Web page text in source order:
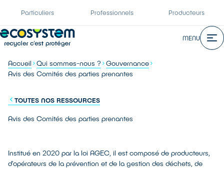
Particuliers Professionnels Producteurs
MENU
Accueil Qui sommes-nous ?
Gouvernance
Avis des Comités des parties prenantes
TOUTES NOS RESSOURCES
Avis des Comités des parties prenantes
Institué en 2020 par la loi AGEC, il est composé de producteurs,
d’opérateurs de la prévention et de la gestion des déchets, de